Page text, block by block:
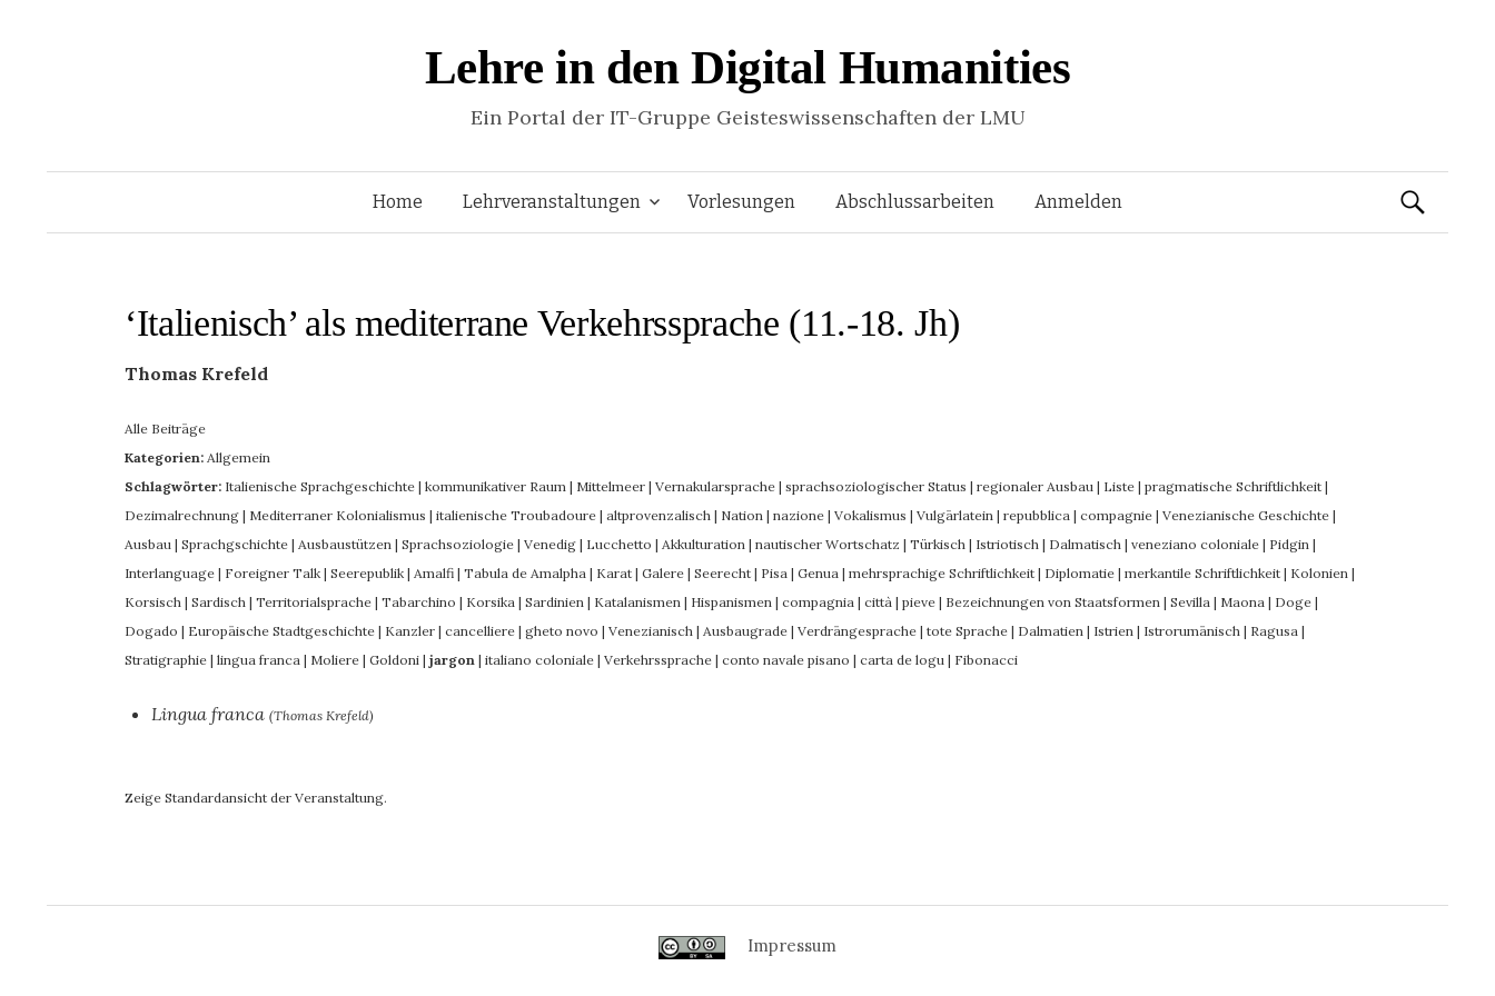
Lehre in den Digital Humanities
Ein Portal der IT-Gruppe Geisteswissenschaften der LMU
Springe
Inhalt
Home Lehrveranstaltungen Vorlesungen Abschlussarbeiten Anmelden Suchen
‘Italienisch’ als mediterrane Verkehrssprache (11.-18. Jh)
Thomas Krefeld
Alle Beiträge
Kategorien: Allgemein
Schlagwörter: Italienische Sprachgeschichte | kommunikativer Raum | Mittelmeer | Vernakularsprache | sprachsoziologischer Status | regionaler Ausbau | Liste | pragmatische Schriftlichkeit |
Dezimalrechnung | Mediterraner Kolonialismus | italienische Troubadoure | altprovenzalisch | Nation | nazione | Vokalismus | Vulgärlatein | repubblica | compagnie | Venezianische Geschichte |
Ausbau | Sprachgschichte | Ausbaustützen | Sprachsoziologie | Venedig | Lucchetto | Akkulturation | nautischer Wortschatz | Türkisch | Istriotisch | Dalmatisch | veneziano coloniale | Pidgin |
Interlanguage | Foreigner Talk | Seerepublik | Amalfi | Tabula de Amalpha | Karat | Galere | Seerecht | Pisa | Genua | mehrsprachige Schriftlichkeit | Diplomatie | merkantile Schriftlichkeit | Kolonien |
Korsisch | Sardisch | Territorialsprache | Tabarchino | Korsika | Sardinien | Katalanismen | Hispanismen | compagnia | città | pieve | Bezeichnungen von Staatsformen | Sevilla | Maona | Doge |
Dogado | Europäische Stadtgeschichte | Kanzler | cancelliere | gheto novo | Venezianisch | Ausbaugrade | Verdrängesprache | tote Sprache | Dalmatien | Istrien | Istrorumänisch | Ragusa |
Stratigraphie | lingua franca | Moliere | Goldoni | jargon | italiano coloniale | Verkehrssprache | conto navale pisano | carta de logu | Fibonacci
Lingua franca (Thomas Krefeld)
Zeige Standardansicht der Veranstaltung.
Impressum